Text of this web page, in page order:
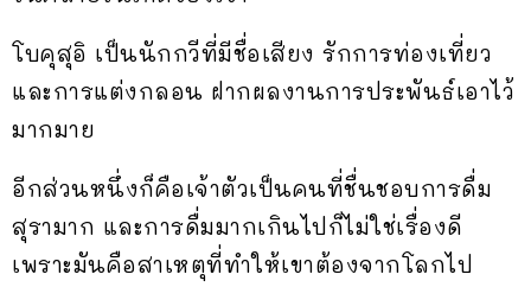
โบคุสุอิ เป็นนักกวีที่มีชื่อเสียง รักการท่องเที่ยว
และการแต่งกลอน ฝากผลงานการประพันธ์เอาไว้
มากมาย
อีกส่วนหนึ่งก็คือเจ้าตัวเป็นคนที่ชื่นชอบการดื่ม
สุรามาก และการดื่มมากเกินไปก็ไม่ใช่เรื่องดี
เพราะมันคือสาเหตุที่ทำให้เขาต้องจากโลกไป